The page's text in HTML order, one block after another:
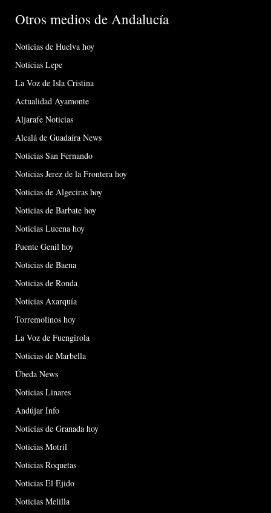
Otros medios de Andalucía
Noticias de Huelva hoy
Noticias Lepe
La Voz de Isla Cristina
Actualidad Ayamonte
Aljarafe Noticias
Alcalá de Guadaíra News
Noticias San Fernando
Noticias Jerez de la Frontera hoy
Noticias de Algeciras hoy
Noticias de Barbate hoy
Noticias Lucena hoy
Puente Genil hoy
Noticias de Baena
Noticias de Ronda
Noticias Axarquía
Torremolinos hoy
La Voz de Fuengirola
Noticias de Marbella
Úbeda News
Noticias Linares
Andújar Info
Noticias de Granada hoy
Noticias Motril
Noticias Roquetas
Noticias El Ejido
Noticias Melilla